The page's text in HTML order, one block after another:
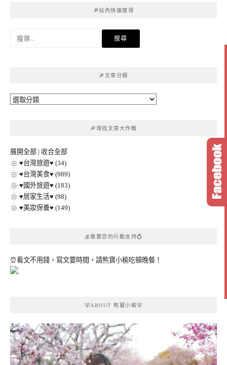
🔎站內快速搜尋
🔎文章分類
🔎
🔎尋找文章大作戰
展開全部 | 收合全部
♥台灣旅遊♥ (34)
♥台灣美食♥ (989)
♥國外旅遊♥ (183)
♥居家生活♥ (98)
♥美妝保養♥ (149)
💰需要您的行動支持💍
⏰看文不用錢，寫文要時間，請熊寶小榆吃頓晚餐！
🐻ABOUT 熊寶小榆🐻